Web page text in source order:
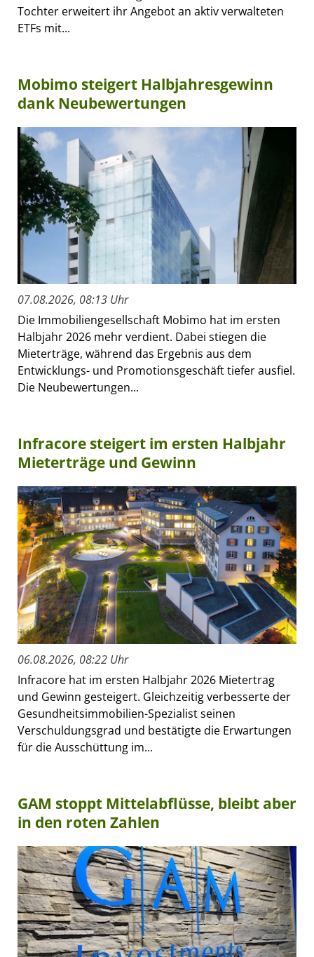
Tochter erweitert ihr Angebot an aktiv verwalteten
ETFs mit...
Mobimo steigert Halbjahresgewinn
dank Neubewertungen
07.08.2026, 08:13 Uhr
Die Immobiliengesellschaft Mobimo hat im ersten
Halbjahr 2026 mehr verdient. Dabei stiegen die
Mieterträge, während das Ergebnis aus dem
Entwicklungs- und Promotionsgeschäft tiefer ausfiel.
Die Neubewertungen...
Infracore steigert im ersten Halbjahr
Mieterträge und Gewinn
06.08.2026, 08:22 Uhr
Infracore hat im ersten Halbjahr 2026 Mietertrag
und Gewinn gesteigert. Gleichzeitig verbesserte der
Gesundheitsimmobilien-Spezialist seinen
Verschuldungsgrad und bestätigte die Erwartungen
für die Ausschüttung im...
GAM stoppt Mittelabflüsse, bleibt aber
in den roten Zahlen